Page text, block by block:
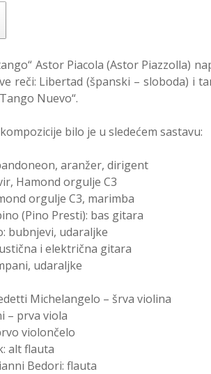
Astor Piacola (Astor Piazzolla)
reči: Libertad (španski – sloboda) i
Nuevo“.
bilo je u sledećem sastavu:
aranžer, dirigent
Hamond orgulje C3
orgulje C3, marimba
(Pino Presti): bas gitara
bubnjevi, udaraljke
i električna gitara
udaraljke
Michelangelo – šrva violina
– prva viola
violončelo
alt flauta
Bedori: flauta